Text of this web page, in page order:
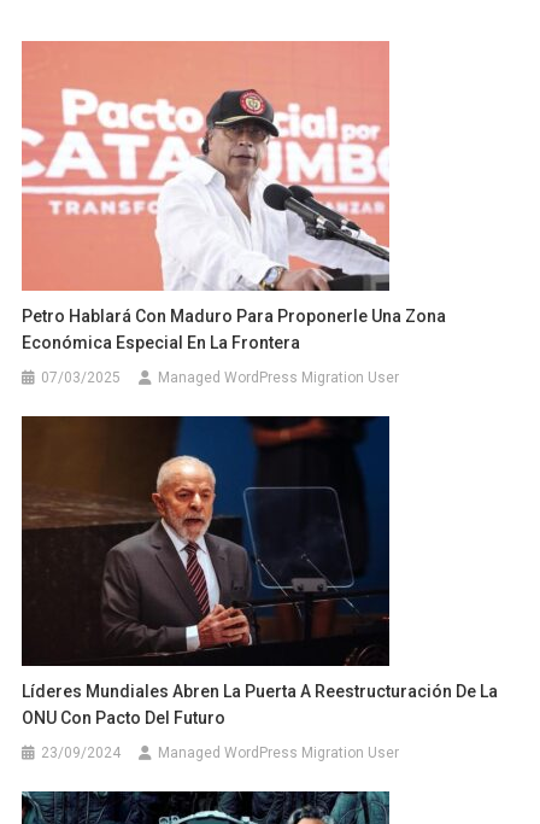
Petro Hablará Con Maduro Para Proponerle Una Zona
Económica Especial En La Frontera
07/03/2025 Managed WordPress Migration User
Líderes Mundiales Abren La Puerta A Reestructuración De La
ONU Con Pacto Del Futuro
23/09/2024 Managed WordPress Migration User